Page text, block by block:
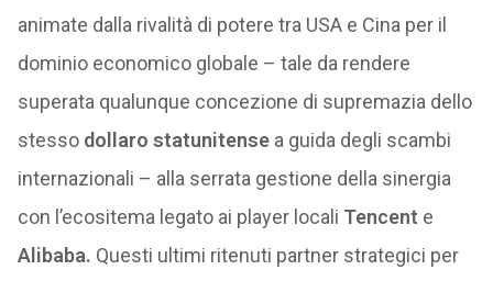
animate dalla rivalità di potere tra USA e Cina per il
dominio economico globale – tale da rendere
superata qualunque concezione di supremazia dello
stesso dollaro statunitense a guida degli scambi
internazionali – alla serrata gestione della sinergia
con l’ecositema legato ai player locali Tencent e
Alibaba. Questi ultimi ritenuti partner strategici per